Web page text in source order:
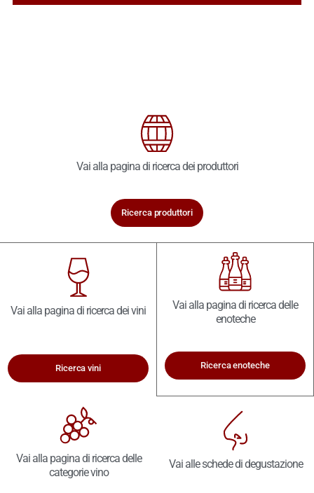
Vai alla pagina di ricerca dei produttori
Ricerca produttori
Vai alla pagina di ricerca dei vini
Ricerca vini
Vai alla pagina di ricerca delle
enoteche
Ricerca enoteche
Vai alla pagina di ricerca delle
categorie vino
Vai alle schede di degustazione